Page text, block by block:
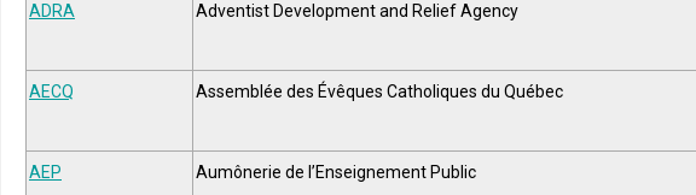
ADRA Adventist Development and Relief Agency
AECQ Assemblée des Évêques Catholiques du Québec
AEP Aumônerie de l’Enseignement Public